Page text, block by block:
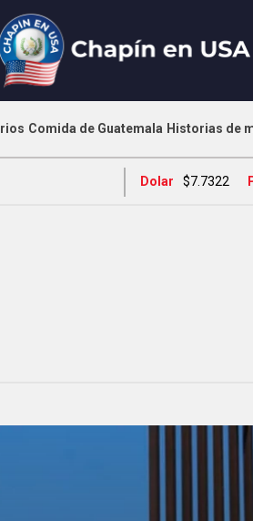
Comida de Guatemala Historias de
Dolar $7.7322